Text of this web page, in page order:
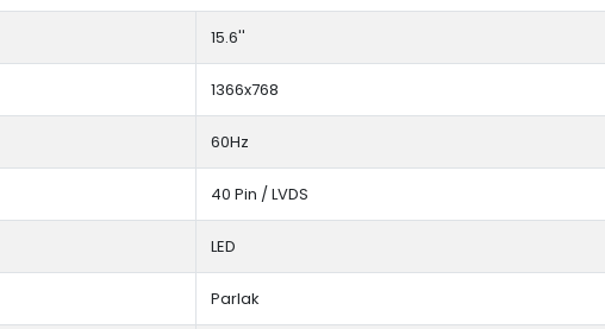
15.6''
1366x768
60Hz
40 Pin / LVDS
LED
Parlak